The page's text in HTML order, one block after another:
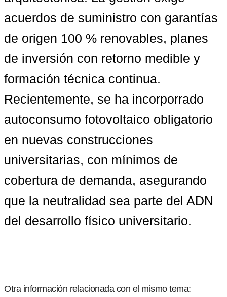
acuerdos de suministro con garantías
de origen 100 % renovables, planes
de inversión con retorno medible y
formación técnica continua.
autoconsumo fotovoltaico obligatorio
en nuevas construcciones
universitarias, con mínimos de
cobertura de demanda, asegurando
que la neutralidad sea parte del ADN
del desarrollo físico universitario.
Otra información relacionada con el mismo tema: